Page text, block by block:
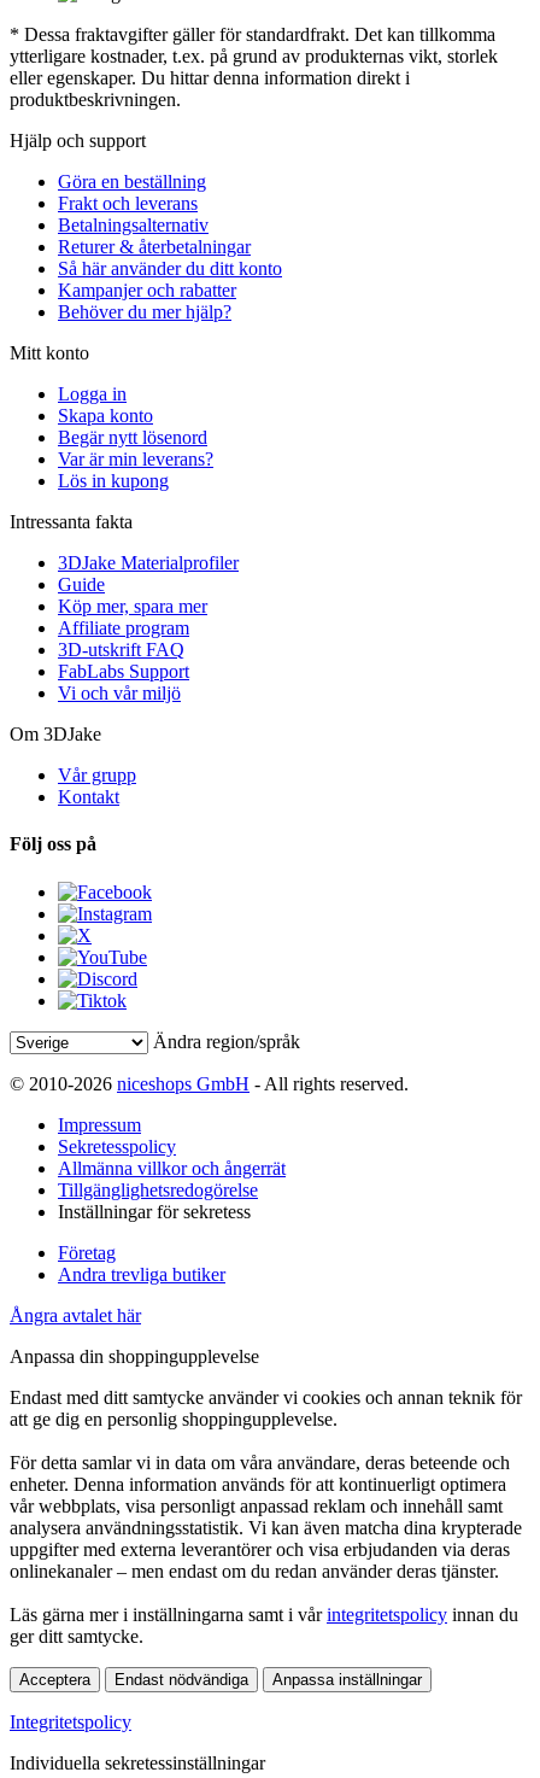
* Dessa fraktavgifter gäller för standardfrakt. Det kan tillkomma
ytterligare kostnader, t.ex. på grund av produkternas vikt, storlek
eller egenskaper. Du hittar denna information direkt i
produktbeskrivningen.
Hjälp och support
Göra en beställning
Frakt och leverans
Betalningsalternativ
Returer & återbetalningar
Så här använder du ditt konto
Kampanjer och rabatter
Behöver du mer hjälp?
Mitt konto
Logga in
Skapa konto
Begär nytt lösenord
Var är min leverans?
Lös in kupong
Intressanta fakta
3DJake Materialprofiler
Guide
Köp mer, spara mer
Affiliate program
3D-utskrift FAQ
FabLabs Support
Vi och vår miljö
Om 3DJake
Vår grupp
Kontakt
Följ oss på
Ändra region/språk
© 2010-2026 niceshops GmbH - All rights reserved.
Impressum
Sekretesspolicy
Allmänna villkor och ångerrät
Tillgänglighetsredogörelse
Inställningar för sekretess
Företag
Andra trevliga butiker
Ångra avtalet här
Anpassa din shoppingupplevelse
Endast med ditt samtycke använder vi cookies och annan teknik för
att ge dig en personlig shoppingupplevelse.
För detta samlar vi in data om våra användare, deras beteende och
enheter. Denna information används för att kontinuerligt optimera
vår webbplats, visa personligt anpassad reklam och innehåll samt
analysera användningsstatistik. Vi kan även matcha dina krypterade
uppgifter med externa leverantörer och visa erbjudanden via deras
onlinekanaler – men endast om du redan använder deras tjänster.
Läs gärna mer i inställningarna samt i vårintegritetspolicy innan du
ger ditt samtycke.
Acceptera Endast nödvändiga Anpassa inställningar
Integritetspolicy
Individuella sekretessinställningar